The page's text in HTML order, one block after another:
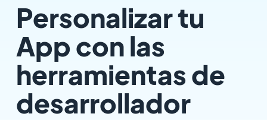
Personalizar tu
App con las
herramientas de
desarrollador